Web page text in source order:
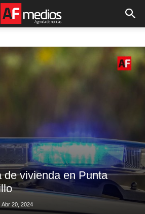
de vivienda en Punta
Abr 20, 2024